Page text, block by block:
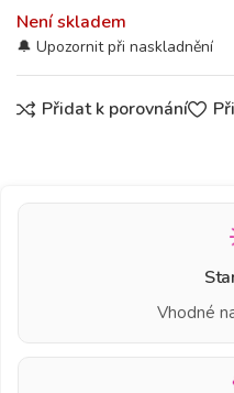
Není skladem
Přidat k porovnání
Vhodné